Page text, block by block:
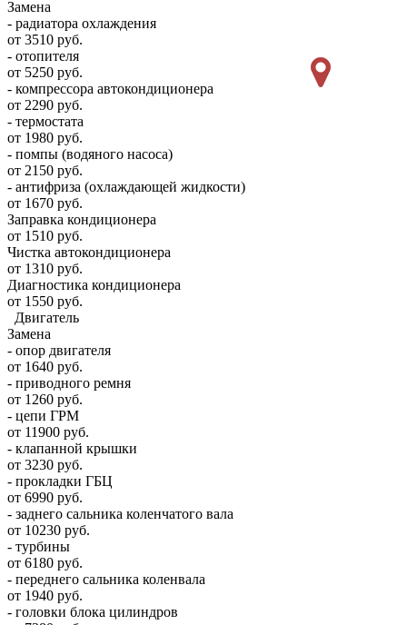
Замена
- радиатора охлаждения
от 3510 руб.
- отопителя
от 5250 руб.
- компрессора автокондиционера
от 2290 руб.
- термостата
от 1980 руб.
- помпы (водяного насоса)
от 2150 руб.
- антифриза (охлаждающей жидкости)
от 1670 руб.
Заправка кондиционера
от 1510 руб.
Чистка автокондиционера
от 1310 руб.
Диагностика кондиционера
от 1550 руб.
Двигатель
Замена
- опор двигателя
от 1640 руб.
- приводного ремня
от 1260 руб.
- цепи ГРМ
от 11900 руб.
- клапанной крышки
от 3230 руб.
- прокладки ГБЦ
от 6990 руб.
- заднего сальника коленчатого вала
от 10230 руб.
- турбины
от 6180 руб.
- переднего сальника коленвала
от 1940 руб.
- головки блока цилиндров